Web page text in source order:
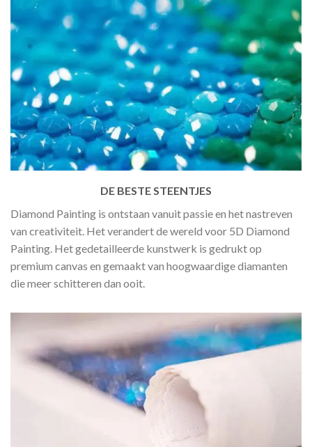
DE BESTE STEENTJES
Diamond Painting is ontstaan vanuit passie en het nastreven
van creativiteit. Het verandert de wereld voor 5D Diamond
Painting. Het gedetailleerde kunstwerk is gedrukt op
premium canvas en gemaakt van hoogwaardige diamanten
die meer schitteren dan ooit.